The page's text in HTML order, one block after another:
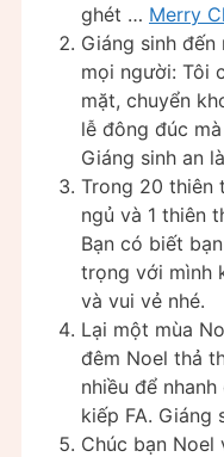
ghét … Merry
Giáng sinh
mọi người: Tôi
mặt, chuyển
lễ đông đúc
Giáng sinh an
Trong 20 thiên
ngủ và 1 thiên
Bạn có biết
trọng với mình
và vui vẻ nhé.
Lại một mùa
đêm Noel thả
nhiều để
kiếp FA. Giáng
Chúc bạn